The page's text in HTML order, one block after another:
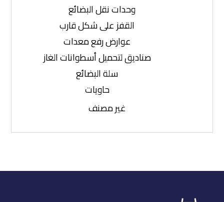
وحدات نقل البضائع
القفز على شكل قارب
عوارض رفع معدات
صناديق لتحميل أسطوانات الغاز
سلة البضائع
حاويات
غير مصنف